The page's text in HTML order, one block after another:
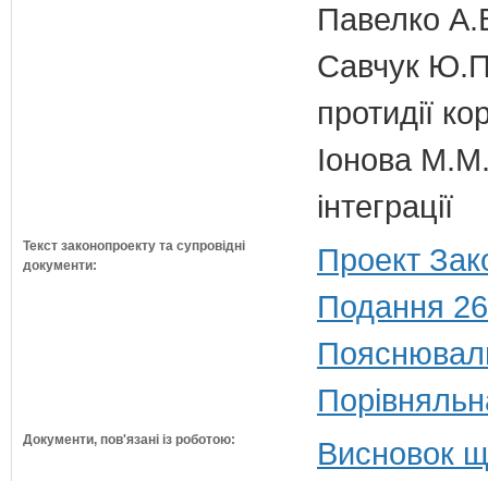
Павелко
Савчук Ю.П.
протидії
Іонова М.М.
інтеграції
Текст законопроекту та супровідні
документи:
Проект
Подання
Документи, пов'язані із роботою:
Висновок